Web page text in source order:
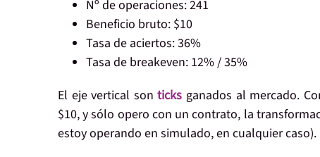
Nº de operaciones:241
Beneficio bruto: $10
Tasa de aciertos:36%
Tasa de breakeven: 12% / 35%
El eje vertical sonticks ganados al mercado.
$10, y sólo opero con un contrato, la
estoy operando en simulado, en cualquier caso).